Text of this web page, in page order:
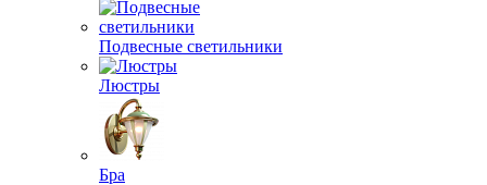
Подвесные светильники
Люстры
Бра